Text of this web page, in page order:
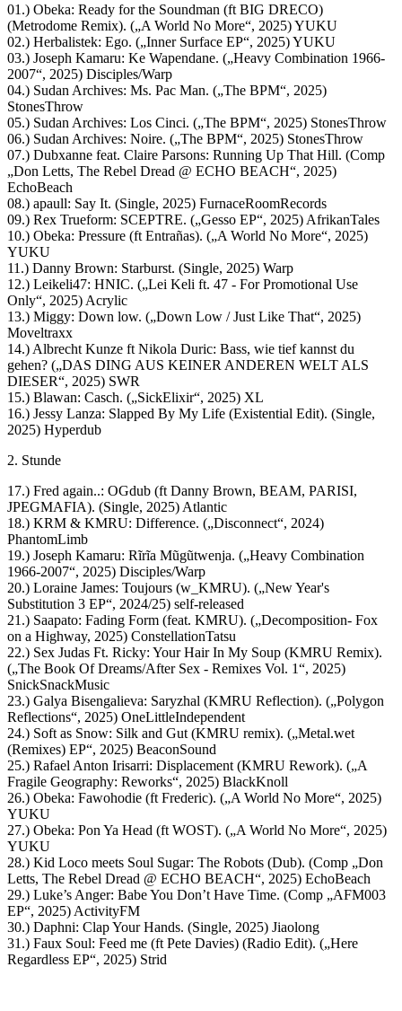
01.) Obeka: Ready for the Soundman (ft BIG DRECO)
(Metrodome Remix). („A World No More“, 2025) YUKU
02.) Herbalistek: Ego. („Inner Surface EP“, 2025) YUKU
03.) Joseph Kamaru: Ke Wapendane. („Heavy Combination 1966-
2007“, 2025) Disciples/Warp
04.) Sudan Archives: Ms. Pac Man. („The BPM“, 2025)
StonesThrow
05.) Sudan Archives: Los Cinci. („The BPM“, 2025) StonesThrow
06.) Sudan Archives: Noire. („The BPM“, 2025) StonesThrow
07.) Dubxanne feat. Claire Parsons: Running Up That Hill. (Comp
„Don Letts, The Rebel Dread @ ECHO BEACH“, 2025)
EchoBeach
08.) apaull: Say It. (Single, 2025) FurnaceRoomRecords
09.) Rex Trueform: SCEPTRE. („Gesso EP“, 2025) AfrikanTales
10.) Obeka: Pressure (ft Entrañas). („A World No More“, 2025)
YUKU
11.) Danny Brown: Starburst. (Single, 2025) Warp
12.) Leikeli47: HNIC. („Lei Keli ft. 47 - For Promotional Use
Only“, 2025) Acrylic
13.) Miggy: Down low. („Down Low / Just Like That“, 2025)
Moveltraxx
14.) Albrecht Kunze ft Nikola Duric: Bass, wie tief kannst du
gehen? („DAS DING AUS KEINER ANDEREN WELT ALS
DIESER“, 2025) SWR
15.) Blawan: Casch. („SickElixir“, 2025) XL
16.) Jessy Lanza: Slapped By My Life (Existential Edit). (Single,
2025) Hyperdub
2. Stunde
17.) Fred again..: OGdub (ft Danny Brown, BEAM, PARISI,
JPEGMAFIA). (Single, 2025) Atlantic
18.) KRM & KMRU: Difference. („Disconnect“, 2024)
PhantomLimb
19.) Joseph Kamaru: Rĩrĩa Mũgũtwenja. („Heavy Combination
1966-2007“, 2025) Disciples/Warp
20.) Loraine James: Toujours (w_KMRU). („New Year's
Substitution 3 EP“, 2024/25) self-released
21.) Saapato: Fading Form (feat. KMRU). („Decomposition- Fox
on a Highway, 2025) ConstellationTatsu
22.) Sex Judas Ft. Ricky: Your Hair In My Soup (KMRU Remix).
(„The Book Of Dreams/After Sex - Remixes Vol. 1“, 2025)
SnickSnackMusic
23.) Galya Bisengalieva: Saryzhal (KMRU Reflection). („Polygon
Reflections“, 2025) OneLittleIndependent
24.) Soft as Snow: Silk and Gut (KMRU remix). („Metal.wet
(Remixes) EP“, 2025) BeaconSound
25.) Rafael Anton Irisarri: Displacement (KMRU Rework). („A
Fragile Geography: Reworks“, 2025) BlackKnoll
26.) Obeka: Fawohodie (ft Frederic). („A World No More“, 2025)
YUKU
27.) Obeka: Pon Ya Head (ft WOST). („A World No More“, 2025)
YUKU
28.) Kid Loco meets Soul Sugar: The Robots (Dub). (Comp „Don
Letts, The Rebel Dread @ ECHO BEACH“, 2025) EchoBeach
29.) Luke’s Anger: Babe You Don’t Have Time. (Comp „AFM003
EP“, 2025) ActivityFM
30.) Daphni: Clap Your Hands. (Single, 2025) Jiaolong
31.) Faux Soul: Feed me (ft Pete Davies) (Radio Edit). („Here
Regardless EP“, 2025) Strid